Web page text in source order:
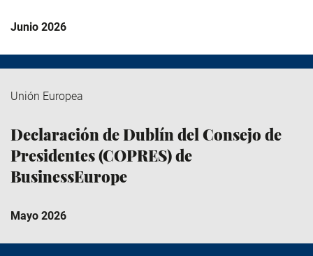
Junio 2026
Unión Europea
Declaración de Dublín del Consejo de
Presidentes (COPRES) de
BusinessEurope
Mayo 2026